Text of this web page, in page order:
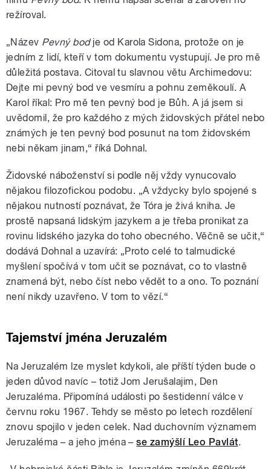
režíroval.
„Název Pevný bodje od Karola Sidona, protože on je
jedním z lidí, kteří v tom dokumentu vystupují. Je pro mě
důležitá postava. Citoval tu slavnou větu Archimedovu:
Dejte mi pevný bod ve vesmíru a pohnu zeměkoulí. A
Karol říkal: Pro mě ten pevný bod je Bůh. A já jsem si
uvědomil, že pro každého z mých židovských přátel nebo
známých je ten pevný bod posunut na tom židovském
nebi někam jinam,“ říká Dohnal.
Židovské náboženství si podle něj vždy vynucovalo
nějakou filozofickou podobu. „A vždycky bylo spojené s
nějakou nutností poznávat, že Tóra je živá kniha. Je
prostě napsaná lidským jazykem a je třeba pronikat za
rovinu lidského jazyka do toho obecného. Věčně se učit,“
dodává Dohnal a uzavírá: „Proto celé to talmudické
myšlení spočívá v tom učit se poznávat, co to vlastně
znamená být, nebo číst nebo vědět to a ono. To poznání
není nikdy uzavřeno. V tom to vězí.“
Tajemství jména Jeruzalém
Na Jeruzalém lze myslet kdykoli, ale příští týden bude o
jeden důvod navíc – totiž Jom Jerušalajim, Den
Jeruzaléma. Připomíná události po šestidenní válce v
červnu roku 1967. Tehdy se město po letech rozdělení
znovu spojilo v jeden celek. Nad duchovním významem
Jeruzaléma – a jeho jména –se zamýšlí Leo Pavlát.